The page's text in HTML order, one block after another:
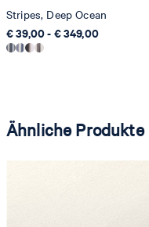
Stripes, Deep Ocean
€ 39,00 - € 349,00
Ähnliche Produkte